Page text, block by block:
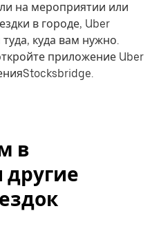
на мероприятии или
в городе, Uber
куда вам нужно.
приложение Uber
в
другие